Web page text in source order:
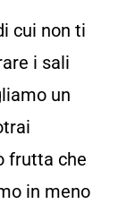
cui non ti
i sali
un
frutta che
in meno